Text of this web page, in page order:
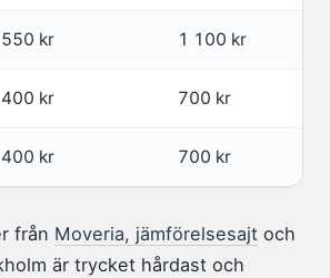
550 kr 1 100 kr
400 kr 700 kr
400 kr 700 kr
från Moveria, jämförelsesajt och
är trycket hårdast och